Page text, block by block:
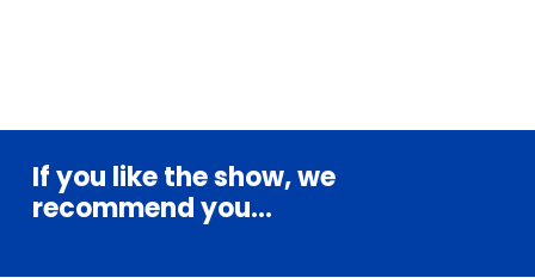
Ifyou liketheshow,we
recommendyou...